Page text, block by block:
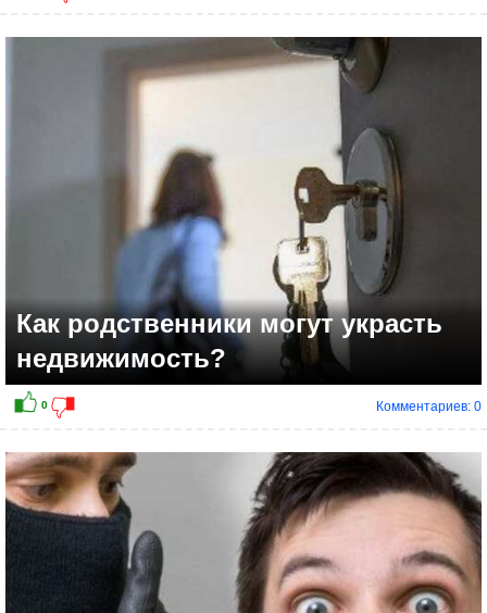
+4
Как родственники могут украсть
недвижимость?
Комментариев: 0